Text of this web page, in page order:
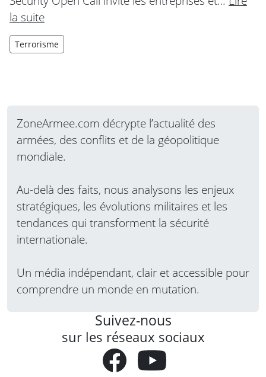
la suite
Terrorisme
ZoneArmee.com décrypte l’actualité des
armées, des conflits et de la géopolitique
mondiale.
Au-delà des faits, nous analysons les enjeux
stratégiques, les évolutions militaires et les
tendances qui transforment la sécurité
internationale.
Un média indépendant, clair et accessible pour
comprendre un monde en mutation.
Suivez-nous
sur les réseaux sociaux